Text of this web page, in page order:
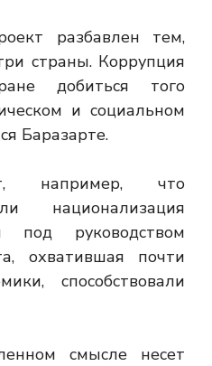
разбавлен тем,
страны. Коррупция
добиться того
и социальном
Баразарте.
например, что
национализация
под руководством
охватившая почти
способствовали
смысле несет